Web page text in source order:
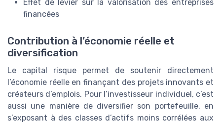
Effet de levier sur la valorisation des entreprises
financées
Contribution à l’économie réelle et
diversification
Le capital risque permet de soutenir directement
l’économie réelle en finançant des projets innovants et
créateurs d’emplois. Pour l’investisseur individuel, c’est
aussi une manière de diversifier son portefeuille, en
s’exposant à des classes d’actifs moins corrélées aux